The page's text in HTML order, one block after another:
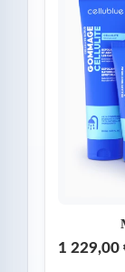
1 229,00